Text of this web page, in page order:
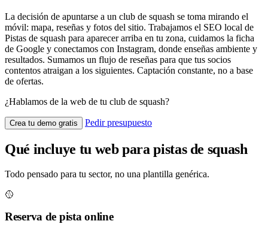
La decisión de apuntarse a un club de squash se toma mirando el
móvil: mapa, reseñas y fotos del sitio. Trabajamos el SEO local de
Pistas de squash para aparecer arriba en tu zona, cuidamos la ficha
de Google y conectamos con Instagram, donde enseñas ambiente y
resultados. Sumamos un flujo de reseñas para que tus socios
contentos atraigan a los siguientes. Captación constante, no a base
de ofertas.
¿Hablamos de la web de tu club de squash?
Crea tu demo gratis Pedir presupuesto
Qué incluye tu web para pistas de squash
Todo pensado para tu sector, no una plantilla genérica.
🥎
Reserva de pista online